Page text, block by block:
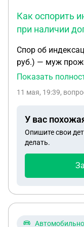
Как оспорить
при наличии
Спор об
руб.) — муж
ребёнок,
постоянно
нотариальному
каждого.
Бывшая жена
увеличение
Помимо
000 руб. на
Показать
11 мая, 19:39,
У вас
Опишите свои
делать.